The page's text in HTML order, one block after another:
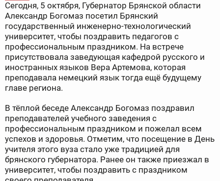
Сегодня, 5 октября, Губернатор Брянской области
Александр Богомаз посетил Брянский
государственный инженерно-технологический
университет, чтобы поздравить педагогов с
профессиональным праздником. На встрече
присутствовала заведующая кафедрой русского и
иностранных языков Вера Артемова, которая
преподавала немецкий язык тогда ещё будущему
главе региона.
В тёплой беседе Александр Богомаз поздравил
преподавателей учебного заведения с
профессиональным праздником и пожелал всем
успехов и здоровья. Отметим, что посещение в День
учителя этого вуза стало уже традицией для
брянского губернатора. Ранее он также приезжал в
университет, чтобы поздравить с праздником